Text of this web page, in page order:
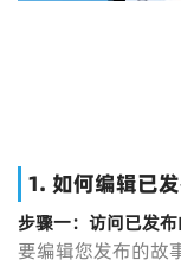
1. 如何编辑已
步骤一：访问已发
要编辑您发布的故